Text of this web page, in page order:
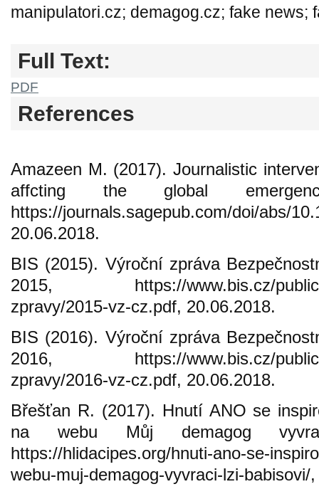
manipulatori.cz; demagog.cz; fake news;
Full Text:
PDF
References
Amazeen M. (2017). Journalistic
affcting the global
https://journals.sagepub.com/doi/abs/
20.06.2018.
BIS (2015). Výroční zpráva
2015, https://www.bis.cz/public/
zpravy/2015-vz-cz.pdf, 20.06.2018.
BIS (2016). Výroční zpráva
2016, https://www.bis.cz/public/
zpravy/2016-vz-cz.pdf, 20.06.2018.
Břešťan R. (2017). Hnutí ANO se
na webu Můj demagog
https://hlidacipes.org/hnuti-ano-se-
webu-muj-demagog-vyvraci-lzi-babisovi/